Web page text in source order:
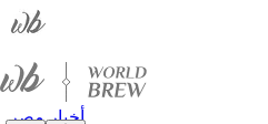
أخبار مصر